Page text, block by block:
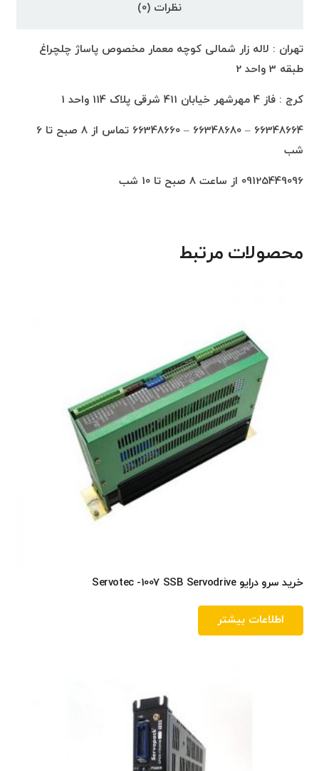
نظرات (0)
تهران : لاله زار شمالی کوچه معمار مخصوص پاساژ چلچراغ
طبقه 3 واحد 2
کرج : فاز 4 مهرشهر خیابان 411 شرقی پلاک 114 واحد 1
66348664 – 66348680 – 66348660 تماس از 8 صبح تا 6
شب
09125449096 از ساعت 8 صبح تا 10 شب
محصولات مرتبط
خرید سرو درایو Servotec -1007 SSB Servodrive
اطلاعات بیشتر